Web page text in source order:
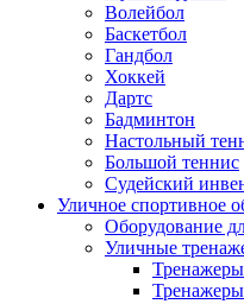
Волейбол
Баскетбол
Гандбол
Хоккей
Дартс
Бадминтон
Настольный
Большой теннис
Судейский
Уличное спортивное
Оборудование
Уличные
Тренажеры